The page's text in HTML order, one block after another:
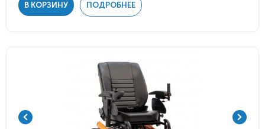
В КОРЗИНУ ПОДРОБНЕЕ